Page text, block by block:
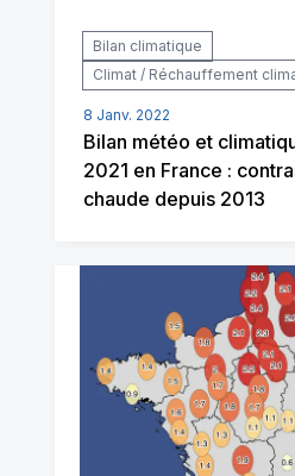
Bilan climatique
Climat / Réchauffement
8 Janv. 2022
Bilan météo et
2021 en France :
chaude depuis 2013